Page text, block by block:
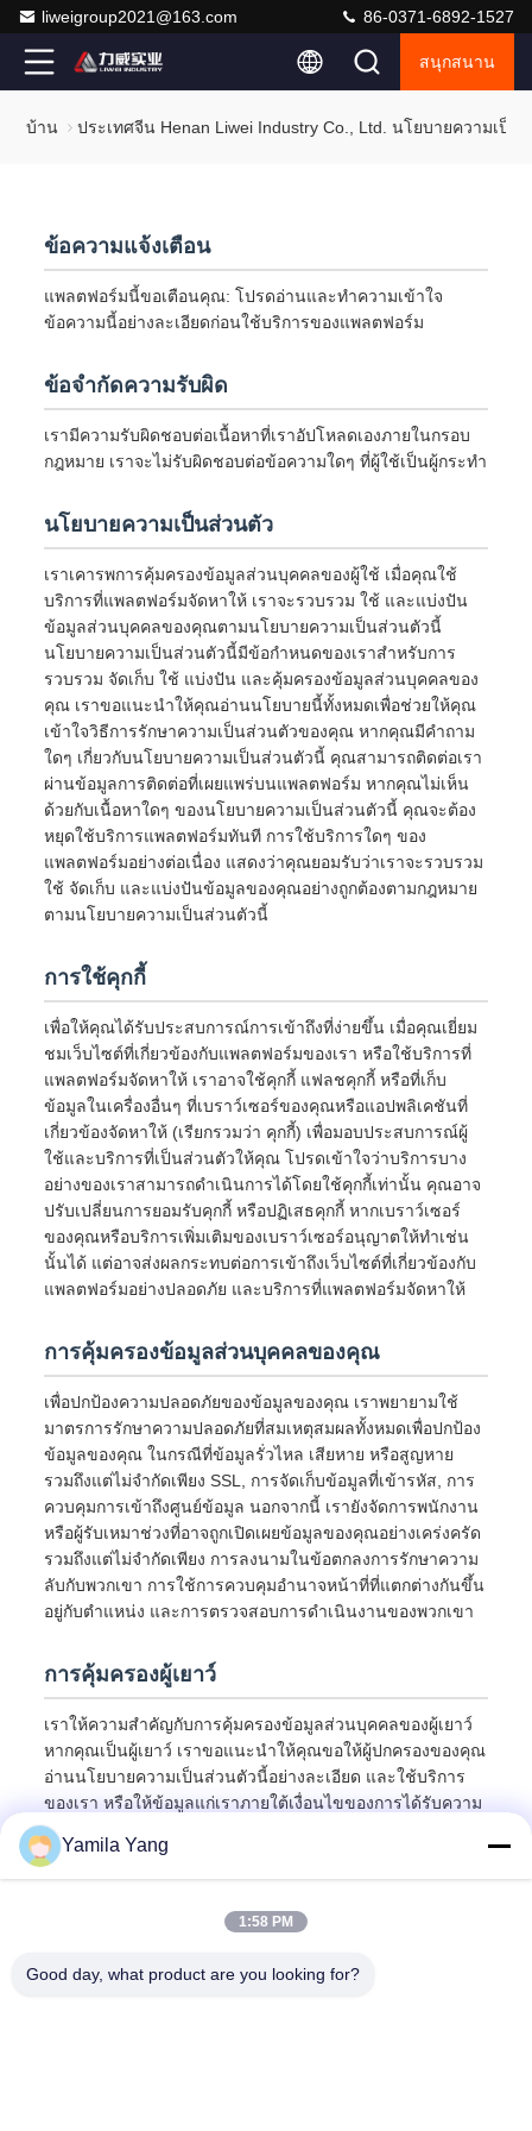
liweigroup2021@163.com 86-0371-6892-1527
สนุกสนาน
บ้าน ประเทศจีน Henan Liwei Industry Co., Ltd. นโยบายความเป็น
ข้อความแจ้งเตือน
แพลตฟอร์มนี้ขอเตือนคุณ: โปรดอ่านและทำความเข้าใจ
ข้อความนี้อย่างละเอียดก่อนใช้บริการของแพลตฟอร์ม
ข้อจำกัดความรับผิด
เรามีความรับผิดชอบต่อเนื้อหาที่เราอัปโหลดเองภายในกรอบ
กฎหมาย เราจะไม่รับผิดชอบต่อข้อความใดๆ ที่ผู้ใช้เป็นผู้กระทำ
นโยบายความเป็นส่วนตัว
เราเคารพการคุ้มครองข้อมูลส่วนบุคคลของผู้ใช้ เมื่อคุณใช้
บริการที่แพลตฟอร์มจัดหาให้ เราจะรวบรวม ใช้ และแบ่งปัน
ข้อมูลส่วนบุคคลของคุณตามนโยบายความเป็นส่วนตัวนี้
นโยบายความเป็นส่วนตัวนี้มีข้อกำหนดของเราสำหรับการ
รวบรวม จัดเก็บ ใช้ แบ่งปัน และคุ้มครองข้อมูลส่วนบุคคลของ
คุณ เราขอแนะนำให้คุณอ่านนโยบายนี้ทั้งหมดเพื่อช่วยให้คุณ
เข้าใจวิธีการรักษาความเป็นส่วนตัวของคุณ หากคุณมีคำถาม
ใดๆ เกี่ยวกับนโยบายความเป็นส่วนตัวนี้ คุณสามารถติดต่อเรา
ผ่านข้อมูลการติดต่อที่เผยแพร่บนแพลตฟอร์ม หากคุณไม่เห็น
ด้วยกับเนื้อหาใดๆ ของนโยบายความเป็นส่วนตัวนี้ คุณจะต้อง
หยุดใช้บริการแพลตฟอร์มทันที การใช้บริการใดๆ ของ
แพลตฟอร์มอย่างต่อเนื่อง แสดงว่าคุณยอมรับว่าเราจะรวบรวม
ใช้ จัดเก็บ และแบ่งปันข้อมูลของคุณอย่างถูกต้องตามกฎหมาย
ตามนโยบายความเป็นส่วนตัวนี้
การใช้คุกกี้
เพื่อให้คุณได้รับประสบการณ์การเข้าถึงที่ง่ายขึ้น เมื่อคุณเยี่ยม
ชมเว็บไซต์ที่เกี่ยวข้องกับแพลตฟอร์มของเรา หรือใช้บริการที่
แพลตฟอร์มจัดหาให้ เราอาจใช้คุกกี้ แฟลชคุกกี้ หรือที่เก็บ
ข้อมูลในเครื่องอื่นๆ ที่เบราว์เซอร์ของคุณหรือแอปพลิเคชันที่
เกี่ยวข้องจัดหาให้ (เรียกรวมว่า คุกกี้) เพื่อมอบประสบการณ์ผู้
ใช้และบริการที่เป็นส่วนตัวให้คุณ โปรดเข้าใจว่าบริการบาง
อย่างของเราสามารถดำเนินการได้โดยใช้คุกกี้เท่านั้น คุณอาจ
ปรับเปลี่ยนการยอมรับคุกกี้ หรือปฏิเสธคุกกี้ หากเบราว์เซอร์
ของคุณหรือบริการเพิ่มเติมของเบราว์เซอร์อนุญาตให้ทำเช่น
นั้นได้ แต่อาจส่งผลกระทบต่อการเข้าถึงเว็บไซต์ที่เกี่ยวข้องกับ
แพลตฟอร์มอย่างปลอดภัย และบริการที่แพลตฟอร์มจัดหาให้
การคุ้มครองข้อมูลส่วนบุคคลของคุณ
เพื่อปกป้องความปลอดภัยของข้อมูลของคุณ เราพยายามใช้
มาตรการรักษาความปลอดภัยที่สมเหตุสมผลทั้งหมดเพื่อปกป้อง
ข้อมูลของคุณ ในกรณีที่ข้อมูลรั่วไหล เสียหาย หรือสูญหาย
รวมถึงแต่ไม่จำกัดเพียง SSL, การจัดเก็บข้อมูลที่เข้ารหัส, การ
ควบคุมการเข้าถึงศูนย์ข้อมูล นอกจากนี้ เรายังจัดการพนักงาน
หรือผู้รับเหมาช่วงที่อาจถูกเปิดเผยข้อมูลของคุณอย่างเคร่งครัด
รวมถึงแต่ไม่จำกัดเพียง การลงนามในข้อตกลงการรักษาความ
ลับกับพวกเขา การใช้การควบคุมอำนาจหน้าที่ที่แตกต่างกันขึ้น
อยู่กับตำแหน่ง และการตรวจสอบการดำเนินงานของพวกเขา
การคุ้มครองผู้เยาว์
เราให้ความสำคัญกับการคุ้มครองข้อมูลส่วนบุคคลของผู้เยาว์
หากคุณเป็นผู้เยาว์ เราขอแนะนำให้คุณขอให้ผู้ปกครองของคุณ
อ่านนโยบายความเป็นส่วนตัวนี้อย่างละเอียด และใช้บริการ
ของเรา หรือให้ข้อมูลแก่เราภายใต้เงื่อนไขของการได้รับความ
ยินยอมจากผู้ปกครองของคุณ
Yamila Yang
1:58 PM
Good day, what product are you looking for?